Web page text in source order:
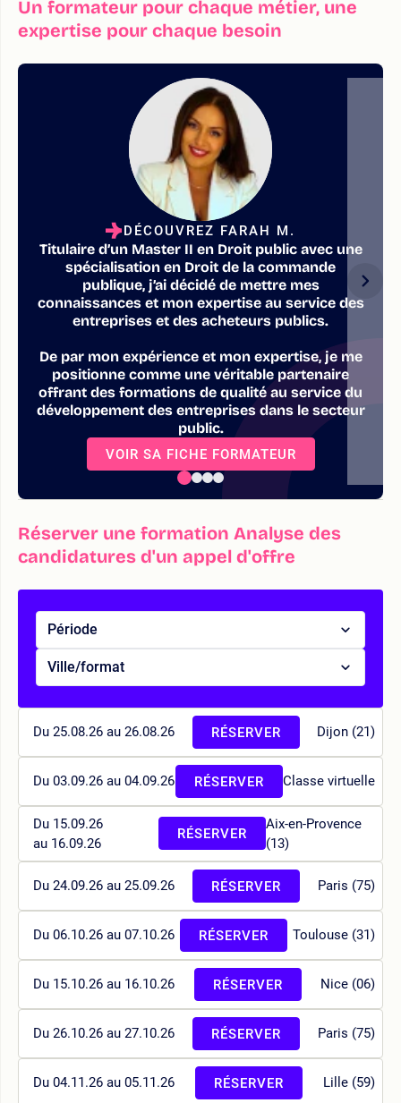
Un formateur pour chaque métier, une
expertise pour chaque besoin
DÉCOUVREZ FARAH M.
Titulaire d’un Master II en Droit public avec une
spécialisation en Droit de la commande
publique, j’ai décidé de mettre mes
connaissances et mon expertise au service des
entreprises et des acheteurs publics.
De par mon expérience et mon expertise, je me
positionne comme une véritable partenaire
offrant des formations de qualité au service du
développement des entreprises dans le secteur
public.
VOIR SA FICHE FORMATEUR
Réserver une formation Analyse des
candidatures d'un appel d'offre
Période
Ville/format
Du 25.08.26 au 26.08.26 Dijon (21)
RÉSERVER
Du 03.09.26 au 04.09.26 Classe virtuelle
RÉSERVER
Du 15.09.26
au 16.09.26
Aix-en-Provence
(13)
RÉSERVER
Du 24.09.26 au 25.09.26 Paris (75)
RÉSERVER
Du 06.10.26 au 07.10.26 Toulouse (31)
RÉSERVER
Du 15.10.26 au 16.10.26 Nice (06)
RÉSERVER
Du 26.10.26 au 27.10.26 Paris (75)
RÉSERVER
Du 04.11.26 au 05.11.26 Lille (59)
RÉSERVER